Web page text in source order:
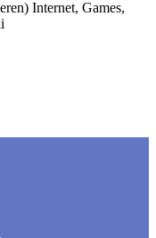
Internet, Games,